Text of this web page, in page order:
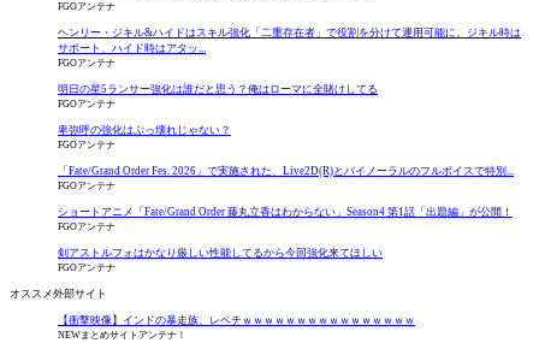
FGOアンテナ
ヘンリー・ジキル&ハイドはスキル強化「二重存在者」で役割を分けて運用可能に。ジキル時は
サポート、ハイド時はアタッ...
FGOアンテナ
明日の星5ランサー強化は誰だと思う？俺はローマに全賭けしてる
FGOアンテナ
卑弥呼の強化はぶっ壊れじゃない？
FGOアンテナ
「Fate/Grand Order Fes. 2026」で実施された、Live2D(R)とバイノーラルのフルボイスで特別...
FGOアンテナ
ショートアニメ「Fate/Grand Order 藤丸立香はわからない」Season4 第1話「出題編」が公開！
FGOアンテナ
剣アストルフォはかなり厳しい性能してるから今回強化来てほしい
FGOアンテナ
オススメ外部サイト
【衝撃映像】インドの暴走族、レベチｗｗｗｗｗｗｗｗｗｗｗｗｗｗｗｗ
NEWまとめサイトアンテナ！